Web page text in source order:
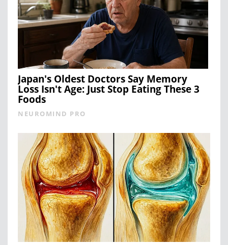
Japan's Oldest Doctors Say Memory
Loss Isn't Age: Just Stop Eating These 3
Foods
NEUROMIND PRO